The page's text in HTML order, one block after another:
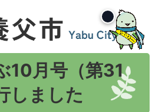
10月号（第31
しました